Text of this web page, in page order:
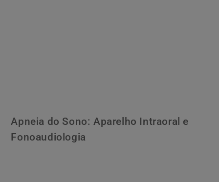
Apneia do Sono: Aparelho Intraoral e
Fonoaudiologia